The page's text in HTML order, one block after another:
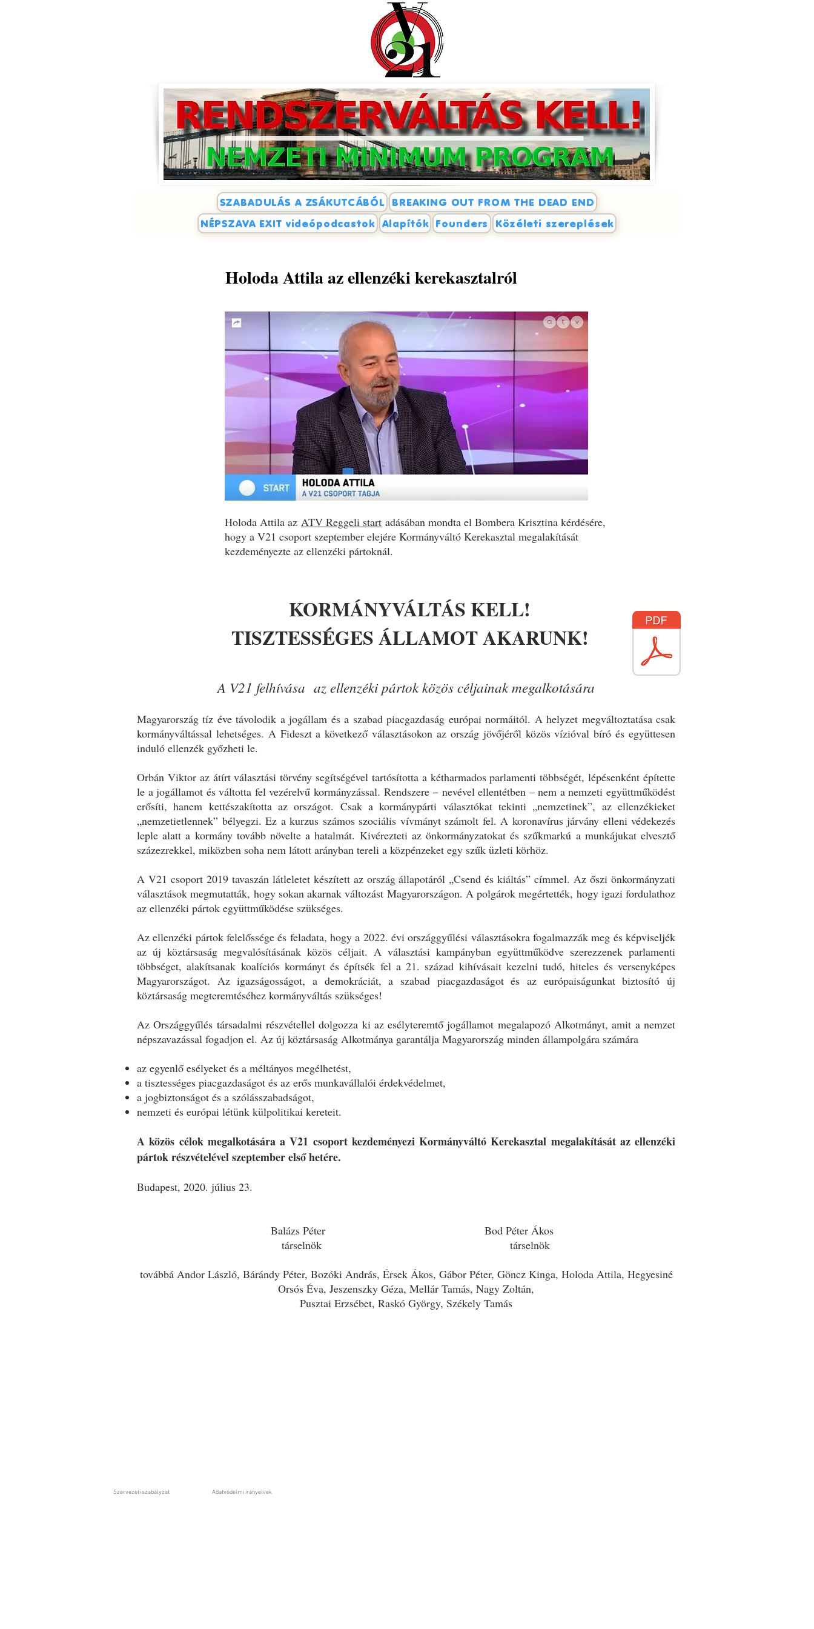
SZABADULÁS A ZSÁKUTCÁBÓL BREAKING OUT FROM THE DEAD END
NÉPSZAVA EXIT videópodcastok Alapítók Founders Közéleti szereplések
Holoda Attila az ellenzéki kerekasztalról
Holoda Attila az ATV Reggeli start adásában mondta el Bombera Krisztina kérdésére,
hogy a V21 csoport szeptember elejére Kormányváltó Kerekasztal megalakítását
kezdeményezte az ellenzéki pártoknál.
KORMÁNYVÁLTÁS KELL!
TISZTESSÉGES ÁLLAMOT AKARUNK!
A V21 felhívása az ellenzéki pártok közös céljainak megalkotására
Magyarország tíz éve távolodik a jogállam és a szabad piacgazdaság európai normáitól. A helyzet megváltoztatása csak
kormányváltással lehetséges. A Fideszt a következő választásokon az ország jövőjéről közös vízióval bíró és együttesen
induló ellenzék győzheti le.
Orbán Viktor az átírt választási törvény segítségével tartósította a kétharmados parlamenti többségét, lépésenként építette
le a jogállamot és váltotta fel vezérelvű kormányzással. Rendszere − nevével ellentétben – nem a nemzeti együttműködést
erősíti, hanem kettészakította az országot. Csak a kormánypárti választókat tekinti „nemzetinek”, az ellenzékieket
„nemzetietlennek” bélyegzi. Ez a kurzus számos szociális vívmányt számolt fel. A koronavírus járvány elleni védekezés
leple alatt a kormány tovább növelte a hatalmát. Kivérezteti az önkormányzatokat és szűkmarkú a munkájukat elvesztő
százezrekkel, miközben soha nem látott arányban tereli a közpénzeket egy szűk üzleti körhöz.
A V21 csoport 2019 tavaszán látleletet készített az ország állapotáról „Csend és kiáltás” címmel. Az őszi önkormányzati
választások megmutatták, hogy sokan akarnak változást Magyarországon. A polgárok megértették, hogy igazi fordulathoz
az ellenzéki pártok együttműködése szükséges.
Az ellenzéki pártok felelőssége és feladata, hogy a 2022. évi országgyűlési választásokra fogalmazzák meg és képviseljék
az új köztársaság megvalósításának közös céljait. A választási kampányban együttműködve szerezzenek parlamenti
többséget, alakítsanak koalíciós kormányt és építsék fel a 21. század kihívásait kezelni tudó, hiteles és versenyképes
Magyarországot. Az igazságosságot, a demokráciát, a szabad piacgazdaságot és az európaiságunkat biztosító új
köztársaság megteremtéséhez kormányváltás szükséges!
Az Országgyűlés társadalmi részvétellel dolgozza ki az esélyteremtő jogállamot megalapozó Alkotmányt, amit a nemzet
népszavazással fogadjon el. Az új köztársaság Alkotmánya garantálja Magyarország minden állampolgára számára
az egyenlő esélyeket és a méltányos megélhetést,
a tisztességes piacgazdaságot és az erős munkavállalói érdekvédelmet,
a jogbiztonságot és a szólásszabadságot,
nemzeti és európai létünk külpolitikai kereteit.
A közös célok megalkotására a V21 csoport kezdeményezi Kormányváltó Kerekasztal megalakítását az ellenzéki
pártok részvételével szeptember első hetére.
Budapest, 2020. július 23.
Balázs Péter Bod Péter Ákos
társelnök társelnök
továbbá Andor László, Bárándy Péter, Bozóki András, Érsek Ákos, Gábor Péter, Göncz Kinga, Holoda Attila, Hegyesiné
Orsós Éva, Jeszenszky Géza, Mellár Tamás, Nagy Zoltán,
Pusztai Erzsébet, Raskó György, Székely Tamás
Adatvédelmi irányelvek
Szervezeti szabályzat